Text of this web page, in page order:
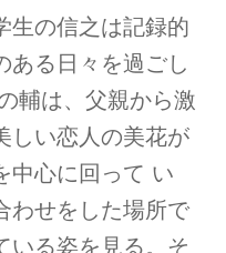
生の信之は記録的
ある日々を過ごし
輔は、父親から激
しい恋人の美花が
中心に回って い
わせをした場所で
いる姿を見る。そ